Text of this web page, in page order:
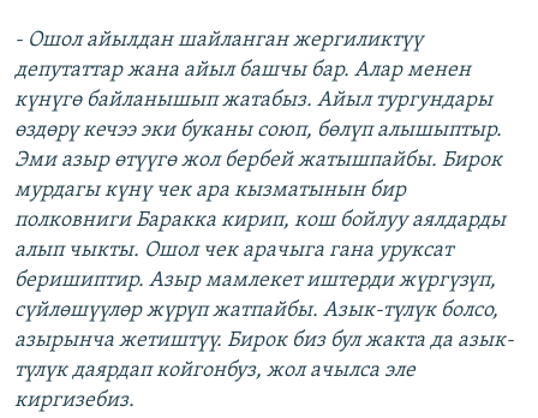
- Ошол айылдан шайланган жергиликтүү
депутаттар жана айыл башчы бар. Алар менен
күнүгө байланышып жатабыз. Айыл тургундары
өздөрү кечээ эки буканы союп, бөлүп алышыптыр.
Эми азыр өтүүгө жол бербей жатышпайбы. Бирок
мурдагы күнү чек ара кызматынын бир
полковниги Баракка кирип, кош бойлуу аялдарды
алып чыкты. Ошол чек арачыга гана уруксат
беришиптир. Азыр мамлекет иштерди жүргүзүп,
сүйлөшүүлөр жүрүп жатпайбы. Азык-түлүк болсо,
азырынча жетиштүү. Бирок биз бул жакта да азык-
түлүк даярдап койгонбуз, жол ачылса эле
киргизебиз.